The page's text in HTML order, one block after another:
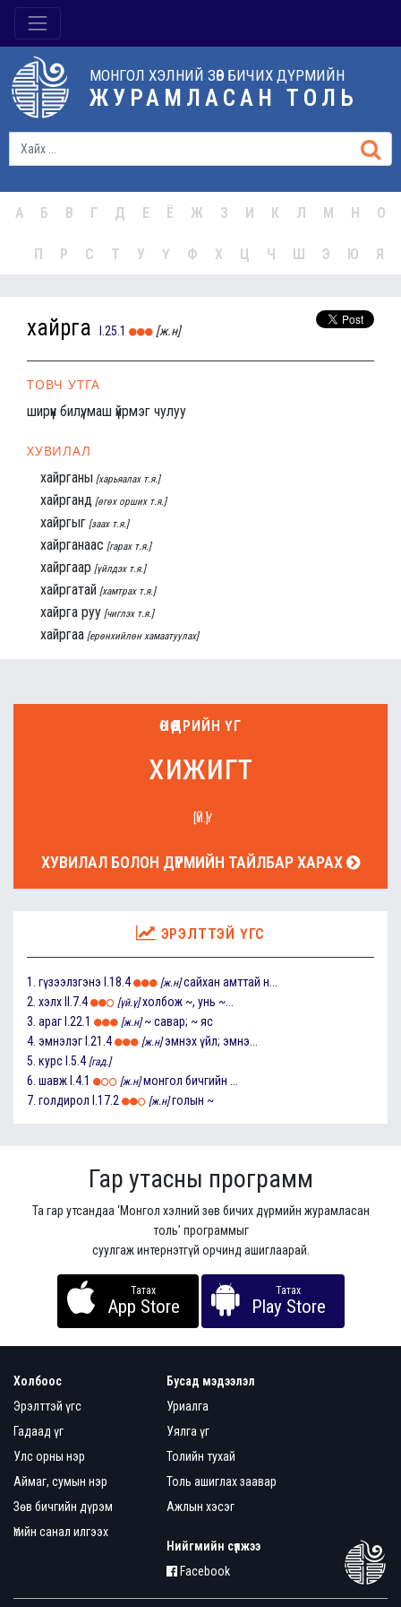
МОНГОЛ ХЭЛНИЙ ЗӨВ БИЧИХ ДҮРМИЙН
ЖУРАМЛАСАН ТОЛЬ
А Б В Г Д Е Ё Ж З И К Л М Н О
П Р С Т У Ү Ф Х Ц Ч Ш Э Ю Я
хайрга I.25.1 [ж.н]
ТОВЧ УТГА
ширүүн билүү; маш үйрмэг чулуу
ХУВИЛАЛ
хайрганы [харьяалах т.я.]
хайрганд [өгөх орших т.я.]
хайргыг [заах т.я.]
хайрганаас [гарах т.я.]
хайргаар [үйлдэх т.я.]
хайргатай [хамтрах т.я.]
хайрга руу [чиглэх т.я.]
хайргаа [ерөнхийлөн хамаатуулах]
ӨНӨӨДРИЙН ҮГ
хижигт
[ҮЙ.Ү]
ХУВИЛАЛ БОЛОН ДҮРМИЙН ТАЙЛБАР ХАРАХ
ЭРЭЛТТЭЙ ҮГС
1. гүзээлзгэнэ I.18.4 [ж.н] сайхан амттай н...
2. хэлх II.7.4 [үй.ү] холбож ~, унь ~...
3. араг I.22.1 [ж.н] ~ савар; ~ яс
4. эмнэлэг I.21.4 [ж.н] эмнэх үйл; эмнэ...
5. курс I.5.4 [гад.]
6. шавж I.4.1 [ж.н] монгол бичгийн ...
7. голдирол I.17.2 [ж.н] голын ~
Гар утасны программ
Та гар утсандаа ‘Монгол хэлний зөв бичих дүрмийн журамласан
толь’ программыг
суулгаж интернэтгүй орчинд ашиглаарай.
Татах
App Store
Татах
Play Store
Холбоос
Эрэлттэй үгс
Гадаад үг
Улс орны нэр
Аймаг, сумын нэр
Зөв бичгийн дүрэм
Үгийн санал илгээх
Бусад мэдээлэл
Уриалга
Уялга үг
Толийн тухай
Толь ашиглах заавар
Ажлын хэсэг
Нийгмийн сүлжээ
Facebook